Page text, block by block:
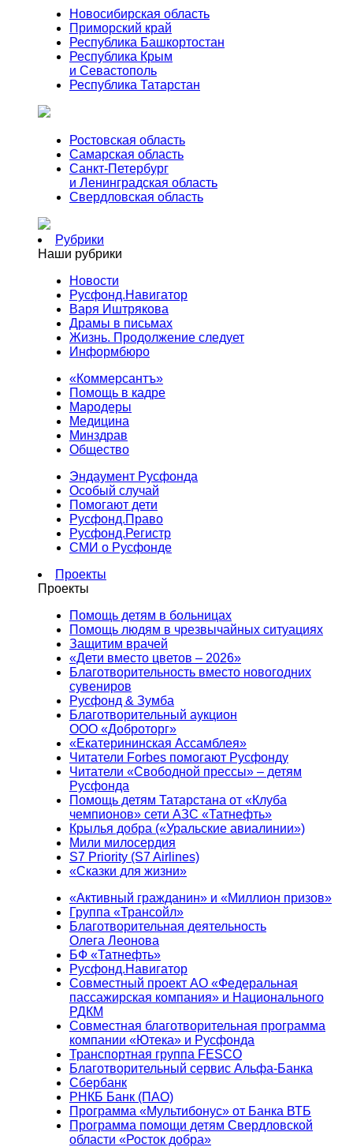
Новосибирская область
Приморский край
Республика Башкортостан
Республика Крым
и Севастополь
Республика Татарстан
Ростовская область
Самарская область
Санкт-Петербург
и Ленинградская область
Свердловская область
Рубрики
Наши рубрики
Новости
Русфонд.Навигатор
Варя Иштрякова
Драмы в письмах
Жизнь. Продолжение следует
Информбюро
«Коммерсантъ»
Помощь в кадре
Мародеры
Медицина
Минздрав
Общество
Эндаумент Русфонда
Особый случай
Помогают дети
Русфонд.Право
Русфонд.Регистр
СМИ о Русфонде
Проекты
Проекты
Помощь детям в больницах
Помощь людям в чрезвычайных ситуациях
Защитим врачей
«Дети вместо цветов – 2026»
Благотворительность вместо новогодних
сувениров
Русфонд & Зумба
Благотворительный аукцион
ООО «Доброторг»
«Екатерининская Ассамблея»
Читатели Forbes помогают Русфонду
Читатели «Свободной прессы» – детям
Русфонда
Помощь детям Татарстана от «Клуба
чемпионов» сети АЗС «Татнефть»
Крылья добра («Уральские авиалинии»)
Мили милосердия
S7 Priority (S7 Airlines)
«Сказки для жизни»
«Активный гражданин» и «Миллион призов»
Группа «Трансойл»
Благотворительная деятельность
Олега Леонова
БФ «Татнефть»
Русфонд.Навигатор
Совместный проект АО «Федеральная
пассажирская компания» и Национального
РДКМ
Совместная благотворительная программа
компании «Ютека» и Русфонда
Транспортная группа FESCO
Благотворительный сервис Альфа-Банка
Сбербанк
РНКБ Банк (ПАО)
Программа «Мультибонус» от Банка ВТБ
Программа помощи детям Свердловской
области «Росток добра»